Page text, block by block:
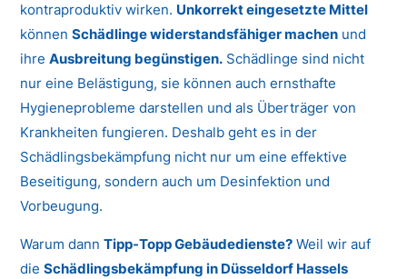
kontraproduktiv wirken. Unkorrekt eingesetzte Mittel
könnenSchädlinge widerstandsfähiger machen und
ihreAusbreitung begünstigen. Schädlinge sind nicht
nur eine Belästigung, sie können auch ernsthafte
Hygieneprobleme darstellen und als Überträger von
Krankheiten fungieren. Deshalb geht es in der
Schädlingsbekämpfung nicht nur um eine effektive
Beseitigung, sondern auch um Desinfektion und
Vorbeugung.
Warum dannTipp-Topp Gebäudedienste? Weil wir auf
dieSchädlingsbekämpfung in Düsseldorf Hassels